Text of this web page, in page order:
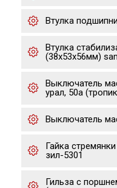
Втулка
Втулка
(38x53x56мм)
Выключатель
урал, 50а
Выключатель
Гайка
зил-5301
Гильза с